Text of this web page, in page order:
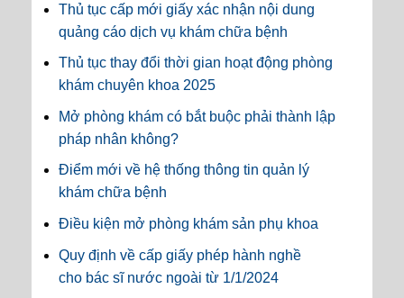
Thủ tục cấp mới giấy xác nhận nội dung
quảng cáo dịch vụ khám chữa bệnh
Thủ tục thay đổi thời gian hoạt động phòng
khám chuyên khoa 2025
Mở phòng khám có bắt buộc phải thành lập
pháp nhân không?
Điểm mới về hệ thống thông tin quản lý
khám chữa bệnh
Điều kiện mở phòng khám sản phụ khoa
Quy định về cấp giấy phép hành nghề
cho bác sĩ nước ngoài từ 1/1/2024